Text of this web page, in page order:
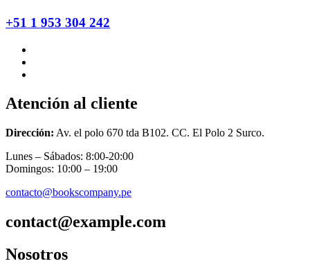
+51 1 953 304 242
Atención al cliente
Dirección: Av. el polo 670 tda B102. CC. El Polo 2 Surco.
Lunes – Sábados: 8:00-20:00
Domingos: 10:00 – 19:00
contacto@bookscompany.pe
contact@example.com
Nosotros